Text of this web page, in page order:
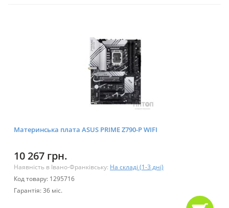
Материнська плата ASUS PRIME Z790-P WIFI
10 267 грн.
Наявність в Івано-Франківську: На складі (1-3 дні)
Код товару: 1295716
Гарантія: 36 міс.